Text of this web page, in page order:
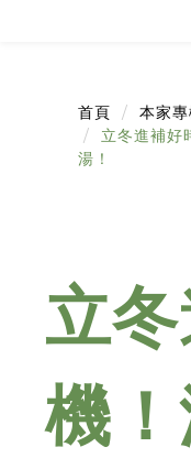
首頁 本家
立冬進補好
湯！
立
機